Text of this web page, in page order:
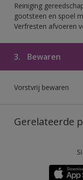
Reiniging
gootsteen en spoel
Verfresten afvoeren
3. Bewaren
Vorstvrij bewaren
Gerelateerde